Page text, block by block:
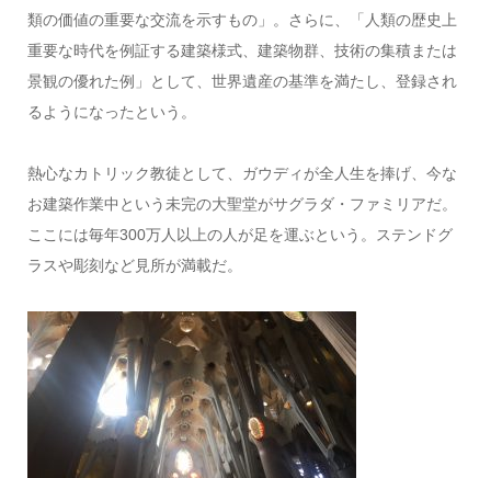
類の価値の重要な交流を示すもの」。さらに、「人類の歴史上
重要な時代を例証する建築様式、建築物群、技術の集積または
景観の優れた例」として、世界遺産の基準を満たし、登録され
るようになったという。
熱心なカトリック教徒として、ガウディが全人生を捧げ、今な
お建築作業中という未完の大聖堂がサグラダ・ファミリアだ。
ここには毎年300万人以上の人が足を運ぶという。ステンドグ
ラスや彫刻など見所が満載だ。